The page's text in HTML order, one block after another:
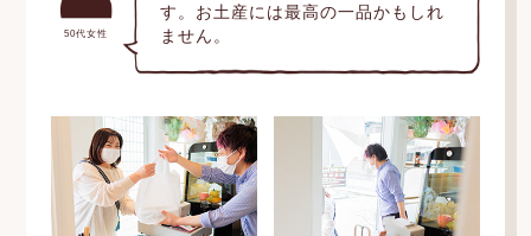
50代女性
す。お土産には最高の一品かもしれ
ません。